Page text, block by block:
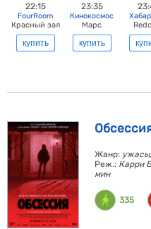
22:15
FourRoom
Красный зал
купить
23:35
Кинокосмос
Марс
купить
Жанр:
Реж.: Карри
мин
335